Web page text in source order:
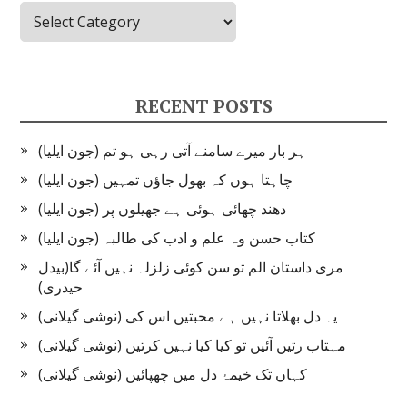
Categories
RECENT POSTS
ہر بار میرے سامنے آتی رہی ہو تم (جون ایلیا)
چاہتا ہوں کہ بھول جاؤں تمہیں (جون ایلیا)
دھند چھائی ہوئی ہے جھیلوں پر (جون ایلیا)
کتاب حسن وہ علم و ادب کی طالبہ (جون ایلیا)
مری داستان الم تو سن کوئی زلزلہ نہیں آئے گا(بیدل
حیدری)
یہ دل بھلاتا نہیں ہے محبتیں اس کی (نوشی گیلانی)
مہتاب رتیں آئیں تو کیا کیا نہیں کرتیں (نوشی گیلانی)
کہاں تک خیمۂ دل میں چھپائیں (نوشی گیلانی)